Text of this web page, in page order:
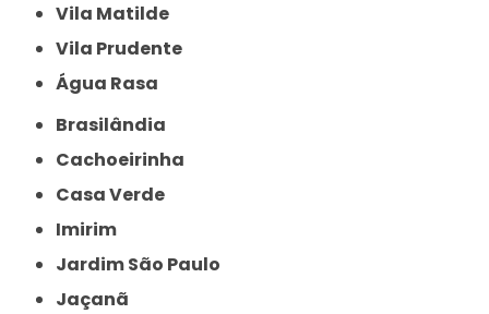
Vila Matilde
Vila Prudente
Água Rasa
Brasilândia
Cachoeirinha
Casa Verde
Imirim
Jardim São Paulo
Jaçanã